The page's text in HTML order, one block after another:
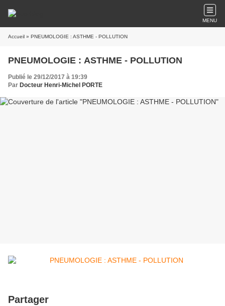
MENU
Accueil » PNEUMOLOGIE : ASTHME - POLLUTION
PNEUMOLOGIE : ASTHME - POLLUTION
Publié le 29/12/2017 à 19:39
Par Docteur Henri-Michel PORTE
Partager